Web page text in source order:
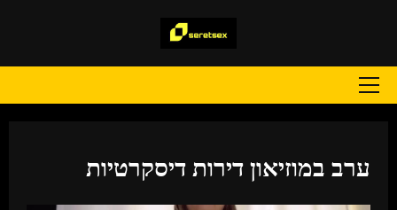
Primary
ערב במוזיאון דירות דיסקרטיות